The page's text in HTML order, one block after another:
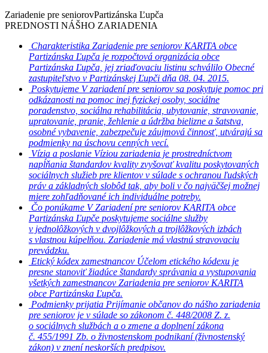
Zariadenie pre seniorovPartizánska Ľupča
PREDNOSTI NÁŠHO ZARIADENIA
Charakteristika Zariadenie pre seniorov KARITA obce
Partizánska Ľupča je rozpočtová organizácia obce
Partizánska Ľupča, jej zriaďovaciu listinu schválilo Obecné
zastupiteľstvo v Partizánskej Ľupči dňa 08. 04. 2015.
Poskytujeme V zariadení pre seniorov sa poskytuje pomoc pri
odkázanosti na pomoc inej fyzickej osoby, sociálne
poradenstvo, sociálna rehabilitácia, ubytovanie, stravovanie,
upratovanie, pranie, žehlenie a údržba bielizne a šatstva,
osobné vybavenie, zabezpečuje záujmová činnosť, utvárajú sa
podmienky na úschovu cenných vecí.
Vízia a poslanie Víziou zariadenia je prostredníctvom
napĺňania štandardov kvality zvyšovať kvalitu poskytovaných
sociálnych služieb pre klientov v súlade s ochranou ľudských
práv a základných slobôd tak, aby boli v čo najväčšej možnej
miere zohľadňované ich individuálne potreby.
Čo ponúkame V Zariadení pre seniorov KARITA obce
Partizánska Ľupče poskytujeme sociálne služby
v jednolôžkových v dvojlôžkových a trojlôžkových izbách
s vlastnou kúpelňou. Zariadenie má vlastnú stravovaciu
prevádzku.
Etický kódex zamestnancov Účelom etického kódexu je
presne stanoviť žiadúce štandardy správania a vystupovania
všetkých zamestnancov Zariadenia pre seniorov KARITA
obce Partizánska Ľupča.
Podmienky prijatia Prijímanie občanov do nášho zariadenia
pre seniorov je v súlade so zákonom č. 448/2008 Z. z.
o sociálnych službách a o zmene a doplnení zákona
č. 455/1991 Zb. o živnostenskom podnikaní (živnostenský
zákon) v znení neskorších predpisov.